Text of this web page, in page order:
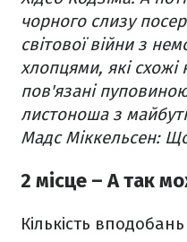
чорного слизу
світової війни з
хлопцями, які
пов'язані
листоноша з
Мадс Міккельсен:
2 місце – А так
Кількість